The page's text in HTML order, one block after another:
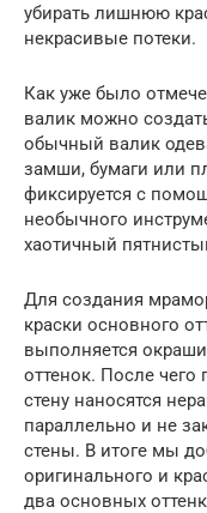
убирать лишнюю
некрасивые потеки.
Как уже было
валик можно
обычный валик
замши, бумаги или
фиксируется с
необычного
хаотичный
Для создания
краски основного
выполняется
оттенок. После
стену наносятся
параллельно и не
стены. В итоге мы
оригинального и
два основных